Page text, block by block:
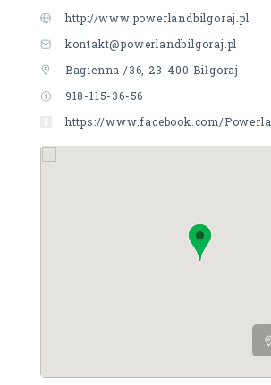
http://www.powerlandbilgoraj.pl
kontakt@powerlandbilgoraj.pl
Bagienna /36, 23-400 Biłgoraj
918-115-36-56
https://www.facebook.com/